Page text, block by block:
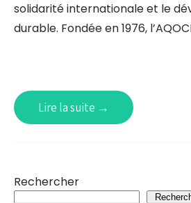
solidarité internationale et le
durable. Fondée en 1976,
Lire la suite →
Rechercher